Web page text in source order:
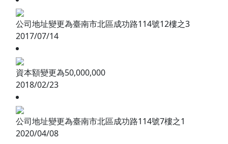
公司地址變更為臺南市北區成功路114號12樓之3
2017/07/14
資本額變更為50,000,000
2018/02/23
公司地址變更為臺南市北區成功路114號7樓之1
2020/04/08